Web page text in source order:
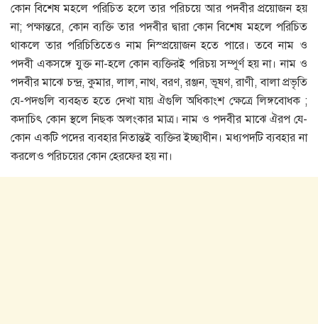
কোন বিশেষ মহলে পরিচিত হলে তার পরিচয়ে আর পদবীর প্রয়ােজন হয়
না; পক্ষান্তরে, কোন ব্যক্তি তার পদবীর দ্বারা কোন বিশেষ মহলে পরিচিত
থাকলে তার পরিচিতিতেও নাম নিস্প্রয়ােজন হতে পারে। তবে নাম ও
পদবী একসঙ্গে যুক্ত না-হলে কোন ব্যক্তিরই পরিচয় সম্পূর্ণ হয় না। নাম ও
পদবীর মাঝে চন্দ্র, কুমার, লাল, নাথ, বরণ, রঞ্জন, ভূষণ, রাণী, বালা প্রভৃতি
যে-পদগুলি ব্যবহৃত হতে দেখা যায় ঐগুলি অধিকাংশ ক্ষেত্রে লিঙ্গবােধক ;
কদাচিৎ কোন স্থলে নিছক অলংকার মাত্র। নাম ও পদবীর মাঝে ঐরপ যে-
কোন একটি পদের ব্যবহার নিতান্তই ব্যক্তির ইচ্ছাধীন। মধ্যপদটি ব্যবহার না
করলেও পরিচয়ের কোন হেরফের হয় না।